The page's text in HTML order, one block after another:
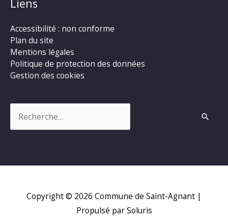
Liens
Accessibilité : non conforme
Plan du site
Mentions légales
Politique de protection des données
Gestion des cookies
Copyright © 2026 Commune de Saint-Agnant |
Propulsé par Soluris